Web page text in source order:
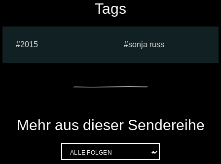
Tags
2015 sonja russ
Mehr aus dieser Sendereihe